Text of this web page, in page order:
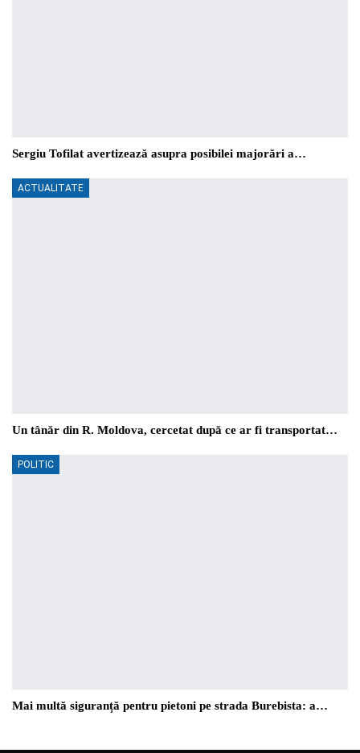
Sergiu Tofilat avertizează asupra posibilei majorări a…
ACTUALITATE
Un tânăr din R. Moldova, cercetat după ce ar fi transportat…
POLITIC
Mai multă siguranță pentru pietoni pe strada Burebista: a…